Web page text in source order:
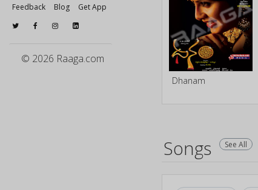
Feedback
Blog Get App
© 2026 Raaga.com
Dhanam
Songs See All